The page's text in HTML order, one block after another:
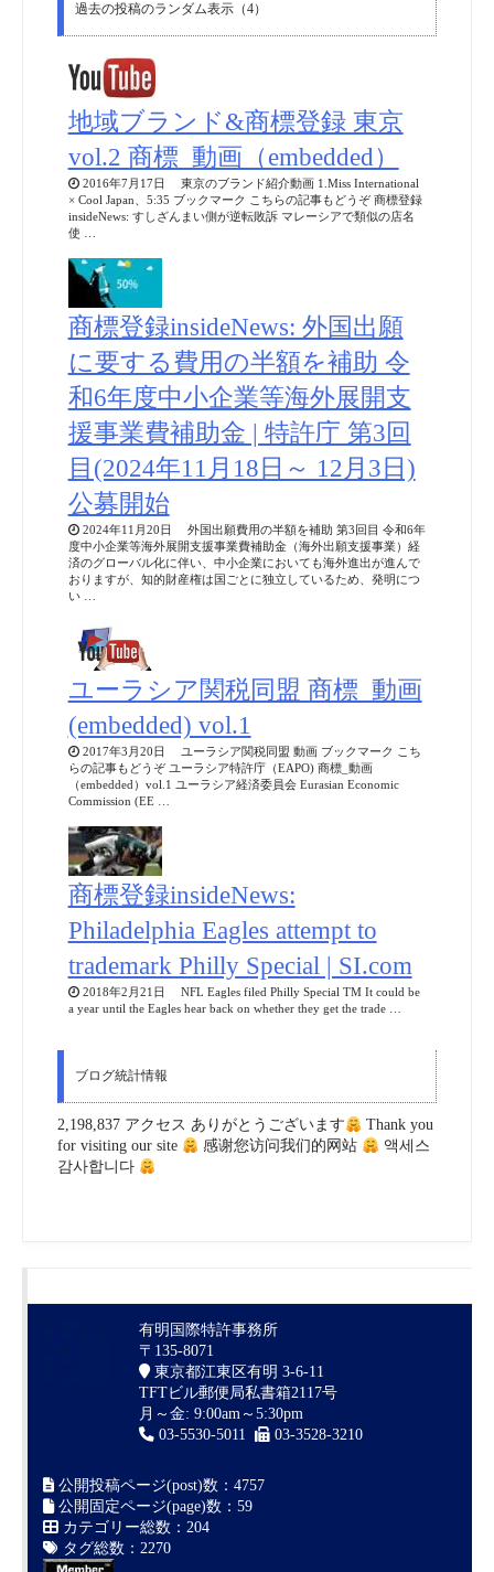
過去の投稿のランダム表示（4）
地域ブランド&商標登録 東京
vol.2 商標_動画（embedded）
2016年7月17日 東京のブランド紹介動画 1.Miss International
× Cool Japan、5:35 ブックマーク こちらの記事もどうぞ 商標登録
insideNews: すしざんまい側が逆転敗訴 マレーシアで類似の店名
使 …
商標登録insideNews: 外国出願
に要する費用の半額を補助 令
和6年度中小企業等海外展開支
援事業費補助金 | 特許庁 第3回
目(2024年11月18日～ 12月3日)
公募開始
2024年11月20日 外国出願費用の半額を補助 第3回目 令和6年
度中小企業等海外展開支援事業費補助金（海外出願支援事業）経
済のグローバル化に伴い、中小企業においても海外進出が進んで
おりますが、知的財産権は国ごとに独立しているため、発明につ
い …
ユーラシア関税同盟 商標_動画
(embedded) vol.1
2017年3月20日 ユーラシア関税同盟 動画 ブックマーク こち
らの記事もどうぞ ユーラシア特許庁（EAPO) 商標_動画
（embedded）vol.1 ユーラシア経済委員会 Eurasian Economic
Commission (EE …
商標登録insideNews:
Philadelphia Eagles attempt to
trademark Philly Special | SI.com
2018年2月21日 NFL Eagles filed Philly Special TM It could be
a year until the Eagles hear back on whether they get the trade …
ブログ統計情報
2,198,837 アクセス ありがとうございます
Thank you
for visiting our site
感谢您访问我们的网站
액세스
감사합니다
有明国際特許事務所
〒135-8071
東京都江東区有明 3-6-11
TFTビル郵便局私書箱2117号
月～金: 9:00am～5:30pm
03-5530-5011
03-3528-3210
公開投稿ページ(post)数：4757
公開固定ページ(page)数：59
カテゴリー総数：204
タグ総数：2270